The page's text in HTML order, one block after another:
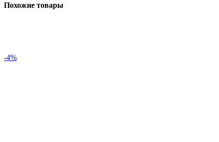
Похожие товары
-4%